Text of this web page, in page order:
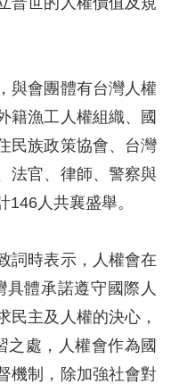
與會團體有台灣人權
籍漁工人權組織、國
民族政策協會、台灣
法官、律師、警察與
人共襄盛舉。
詞時表示，人權會在
體承諾遵守國際人
民主及人權的決心，
之處，人權會作為國
機制，除加強社會對